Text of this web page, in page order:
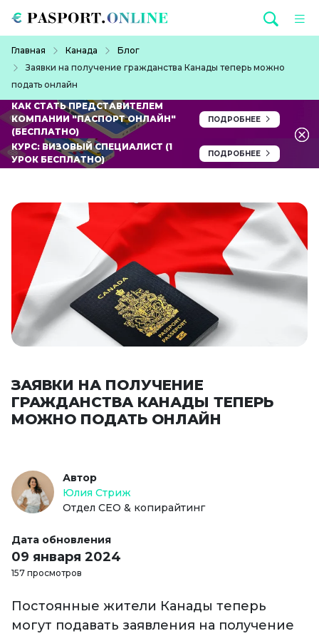
Главная Канада
Блог
Заявки на получение гражданства Канады теперь можно
подать онлайн
КАК СТАТЬ ПРЕДСТАВИТЕЛЕМ
КОМПАНИИ "ПАСПОРТ ОНЛАЙН"
(БЕСПЛАТНО)
ПОДРОБНЕЕ
КУРС: ВИЗОВЫЙ СПЕЦИАЛИСТ (1
УРОК БЕСПЛАТНО)
ПОДРОБНЕЕ
ЗАЯВКИ НА ПОЛУЧЕНИЕ
ГРАЖДАНСТВА КАНАДЫ ТЕПЕРЬ
МОЖНО ПОДАТЬ ОНЛАЙН
Автор
Юлия Стриж
Отдел СЕО & копирайтинг
Дата обновления
09 января 2024
157 просмотров
Постоянные жители Канады теперь
могут подавать заявления на получение